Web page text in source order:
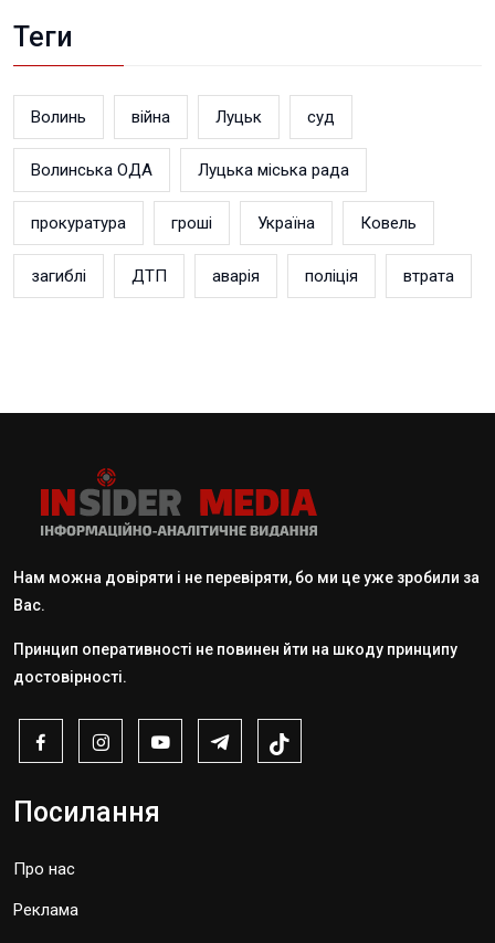
Теги
Волинь війна Луцьк суд
Волинська ОДА Луцька міська рада
прокуратура гроші Україна Ковель
загиблі ДТП аварія поліція втрата
Нам можна довіряти і не перевіряти, бо ми це уже зробили за
Вас.
Принцип оперативності не повинен йти на шкоду принципу
достовірності.
Посилання
Про нас
Реклама